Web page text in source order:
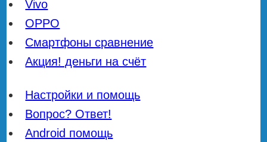
Vivo
OPPO
Смартфоны сравнение
Акция! деньги на счёт
Настройки и помощь
Вопрос? Ответ!
Android помощь